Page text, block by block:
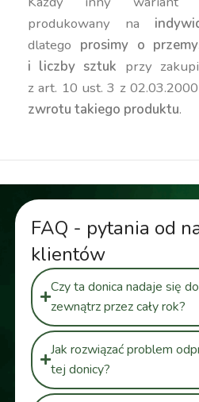
produkowany na
dlatego prosimy o
i liczby sztuk przy
z art. 10 ust. 3 z
zwrotu takiego produktu.
FAQ - pytania od
klientów
Czy ta donica nadaje się
zewnątrz przez cały rok?
Jak rozwiązać problem
tej donicy?